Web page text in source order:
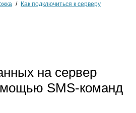
/
Как подключиться к серверу
на сервер
SMS-команд